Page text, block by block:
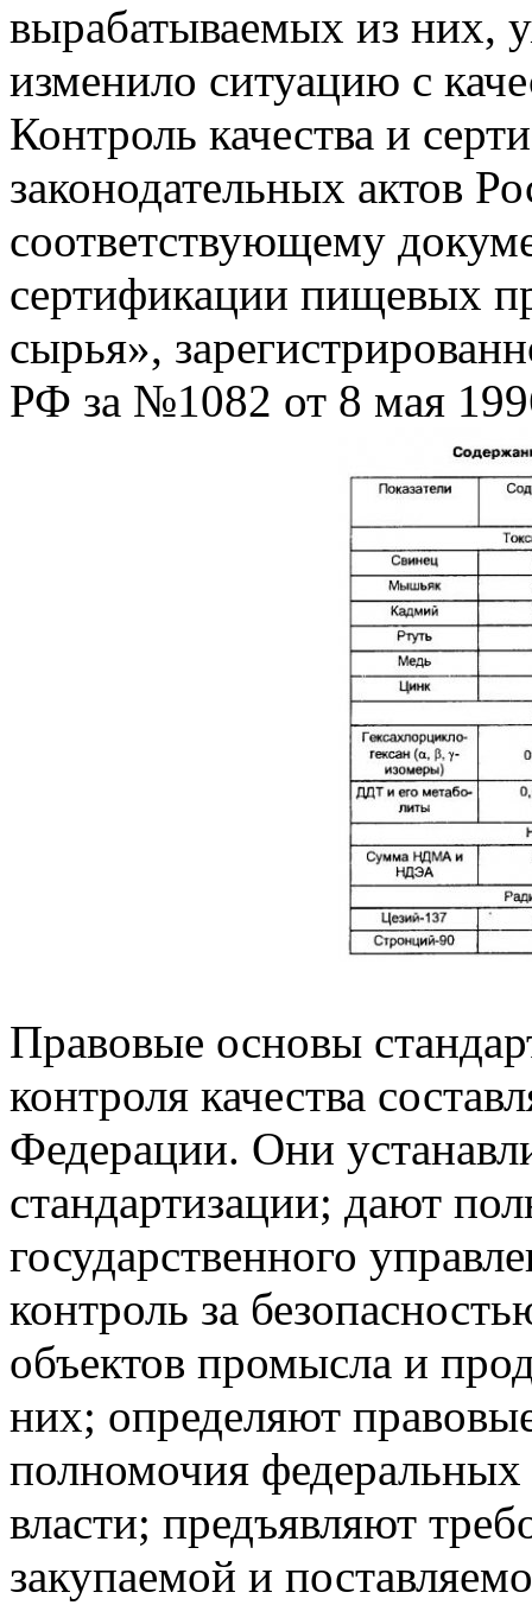
вырабатываемых из них,
изменило ситуацию с
Контроль качества и
законодательных актов
соответствующему
сертификации пищевых
сырья»,
РФ за №1082 от 8 мая
Правовые основы
контроля качества
Федерации. Они
стандартизации; дают
государственного
контроль за
объектов промысла и
них; определяют
полномочия
власти; предъявляют
закупаемой и